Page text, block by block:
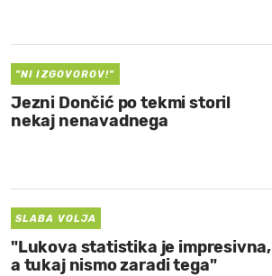
"NI IZGOVOROV!"
Jezni Dončić po tekmi storil
nekaj nenavadnega
SLABA VOLJA
"Lukova statistika je impresivna,
a tukaj nismo zaradi tega"